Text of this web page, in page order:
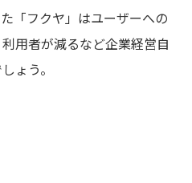
「フクヤ」はユーザーへの
用者が減るなど企業経営自
ょう。